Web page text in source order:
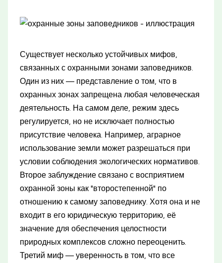
Существует несколько устойчивых мифов,
связанных с охранными зонами заповедников.
Один из них — представление о том, что в
охранных зонах запрещена любая человеческая
деятельность. На самом деле, режим здесь
регулируется, но не исключает полностью
присутствие человека. Например, аграрное
использование земли может разрешаться при
условии соблюдения экологических нормативов.
Второе заблуждение связано с восприятием
охранной зоны как "второстепенной" по
отношению к самому заповеднику. Хотя она и не
входит в его юридическую территорию, её
значение для обеспечения целостности
природных комплексов сложно переоценить.
Третий миф — уверенность в том, что все